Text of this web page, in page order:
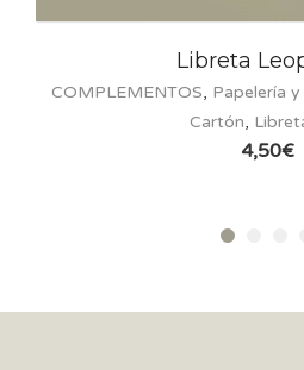
Libreta
COMPLEMENTOS, Papelería
Cartón,
4,50€